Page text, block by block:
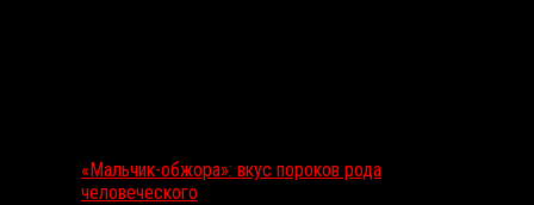
«Мальчик-обжора»: вкус пороков рода
человеческого